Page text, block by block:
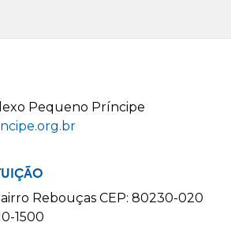
Pequeno Príncipe
Rebouças CEP: 80230-020
1500